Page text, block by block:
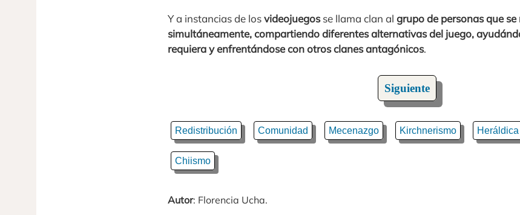
Y a instancias de losvideojuegosse llama clan al grupo de personas que
simultáneamente, compartiendo diferentes alternativas del juego,
requiera y enfrentándose con otros clanes antagónicos.
Siguiente
Redistribución Comunidad Mecenazgo Kirchnerismo Heráldica
Chiismo
Autor: Florencia Ucha.